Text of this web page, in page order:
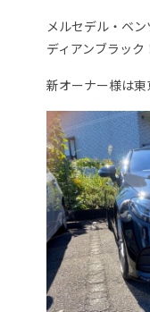
メルセデル・ベ
ディアンブラック
新オーナー様は東